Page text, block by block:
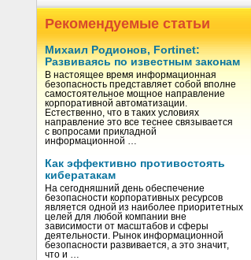
Рекомендуемые статьи
Михаил Родионов, Fortinet:
Развиваясь по известным законам
В настоящее время информационная
безопасность представляет собой вполне
самостоятельное мощное направление
корпоративной автоматизации.
Естественно, что в таких условиях
направление это все теснее связывается
с вопросами прикладной
информационной …
Как эффективно противостоять
кибератакам
На сегодняшний день обеспечение
безопасности корпоративных ресурсов
является одной из наиболее приоритетных
целей для любой компании вне
зависимости от масштабов и сферы
деятельности. Рынок информационной
безопасности развивается, а это значит,
что и …